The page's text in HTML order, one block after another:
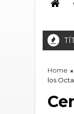
Home
los